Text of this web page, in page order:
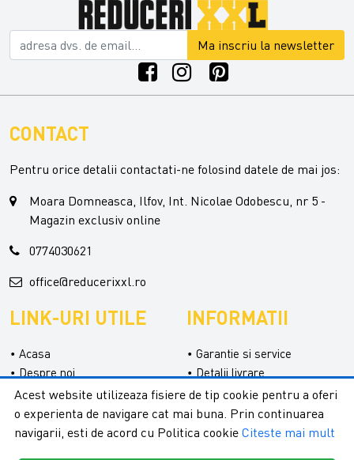
Ma inscriu la newsletter
CONTACT
Pentru orice detalii contactati-ne folosind datele de mai jos:
Moara Domneasca, Ilfov, Int. Nicolae Odobescu, nr 5 -
Magazin exclusiv online
0774030621
office@reducerixxl.ro
LINK-URI UTILE
Acasa
Despre noi
Categorii
Contact
Formular retur
INFORMATII
Garantie si service
Detalii livrare
Confidentialitate
Termeni si conditii
Acest website utilizeaza fisiere de tip cookie pentru a oferi
o experienta de navigare cat mai buna. Prin continuarea
navigarii, esti de acord cu Politica cookie Citeste mai mult